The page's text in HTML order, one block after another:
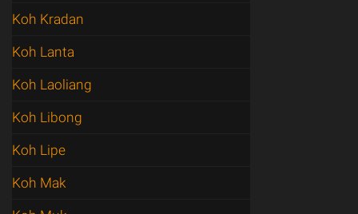
Koh Kradan
Koh Lanta
Koh Laoliang
Koh Libong
Koh Lipe
Koh Mak